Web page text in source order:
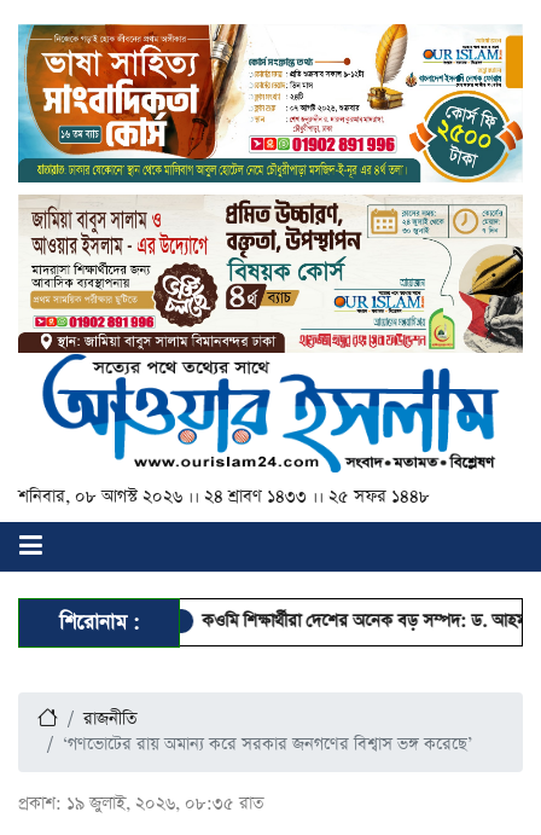
শনিবার, ০৮ আগস্ট ২০২৬ ।। ২৪ শ্রাবণ ১৪৩৩ ।। ২৫ সফর ১৪৪৮
শিরোনাম :
এমপি এনামুল কওমি শিক্ষার্থীরা দেশের অনেক বড় সম্পদ: ড. আহমদ আবদুল
রাজনীতি
‘গণভোটের রায় অমান্য করে সরকার জনগণের বিশ্বাস ভঙ্গ করেছে’
প্রকাশ: ১৯ জুলাই, ২০২৬, ০৮:৩৫ রাত